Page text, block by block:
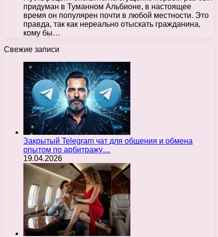
придуман в Туманном Альбионе, в настоящее
время он популярен почти в любой местности. Это
правда, так как нереально отыскать гражданина,
кому бы…
Свежие записи
Закрытый Telegram чат для общения и обмена
опытом по арбитражу…
19.04.2026